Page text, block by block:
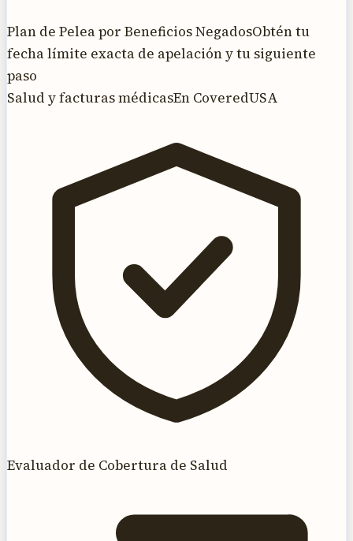
Plan de Pelea por Beneficios NegadosObtén tu
fecha límite exacta de apelación y tu siguiente
paso
Salud y facturas médicasEn CoveredUSA
Evaluador de Cobertura de Salud